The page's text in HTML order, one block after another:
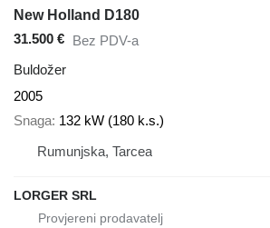
New Holland D180
31.500 € Bez PDV-a
Buldožer
2005
Snaga 132 kW (180 k.s.)
Rumunjska, Tarcea
LORGER SRL